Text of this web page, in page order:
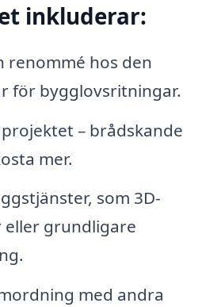
inkluderar:
renommé hos den
för bygglovsritningar.
– brådskande
mer.
som 3D-
eller grundligare
med andra